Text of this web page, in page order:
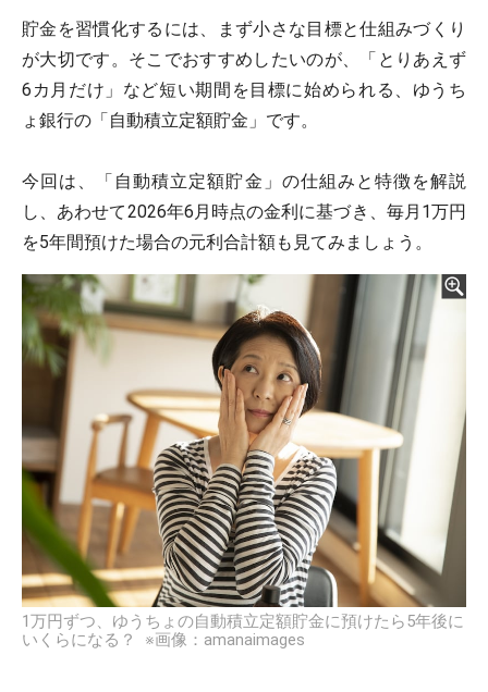
貯金を習慣化するには、まず小さな目標と仕組みづくり
が大切です。そこでおすすめしたいのが、「とりあえず
6カ月だけ」など短い期間を目標に始められる、ゆうち
ょ銀行の「自動積立定額貯金」です。
今回は、「自動積立定額貯金」の仕組みと特徴を解説
し、あわせて2026年6月時点の金利に基づき、毎月1万円
を5年間預けた場合の元利合計額も見てみましょう。
1万円ずつ、ゆうちょの自動積立定額貯金に預けたら5年後に
いくらになる？ ※画像：amanaimages